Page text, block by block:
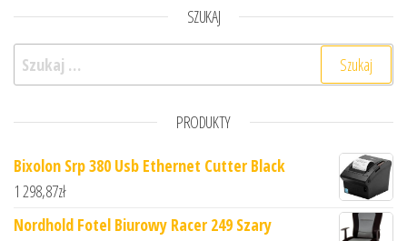
SZUKAJ
Szukaj:
PRODUKTY
Bixolon Srp 380 Usb Ethernet Cutter Black
1 298,87zł
Nordhold Fotel Biurowy Racer 249 Szary